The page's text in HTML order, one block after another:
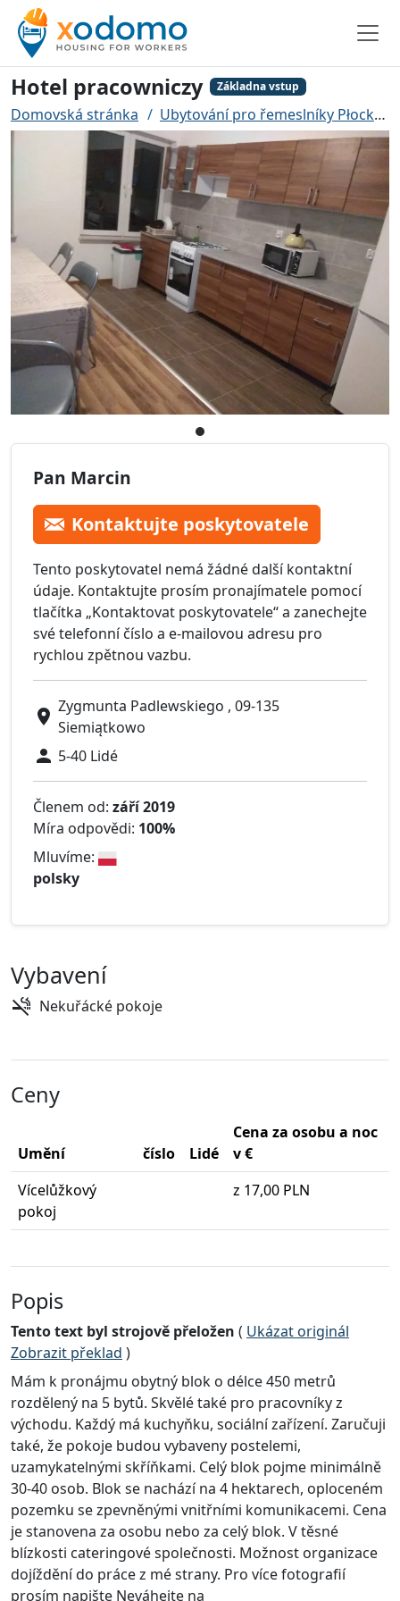
Hotel pracowniczy Základna vstup
Domovská stránka Ubytování pro řemeslníky Płock
Pan Marcin
Kontaktujte poskytovatele
Tento poskytovatel nemá žádné další kontaktní
údaje. Kontaktujte prosím pronajímatele pomocí
tlačítka „Kontaktovat poskytovatele“ a zanechejte
své telefonní číslo a e-mailovou adresu pro
rychlou zpětnou vazbu.
Zygmunta Padlewskiego , 09-135
Siemiątkowo
5-40 Lidé
Členem od: září 2019
Míra odpovědi: 100%
Mluvíme:
polsky
Vybavení
Nekuřácké pokoje
Ceny
Umění číslo Lidé
Cena za osobu a noc
v €
Vícelůžkový
pokoj
z 17,00 PLN
Popis
Tento text byl strojově přeložen ( Ukázat originál
Zobrazit překlad )
Mám k pronájmu obytný blok o délce 450 metrů
rozdělený na 5 bytů. Skvělé také pro pracovníky z
východu. Každý má kuchyňku, sociální zařízení. Zaručuji
také, že pokoje budou vybaveny postelemi,
uzamykatelnými skříňkami. Celý blok pojme minimálně
30-40 osob. Blok se nachází na 4 hektarech, oploceném
pozemku se zpevněnými vnitřními komunikacemi. Cena
je stanovena za osobu nebo za celý blok. V těsné
blízkosti cateringové společnosti. Možnost organizace
dojíždění do práce z mé strany. Pro více fotografií
prosím napište Neváhejte na